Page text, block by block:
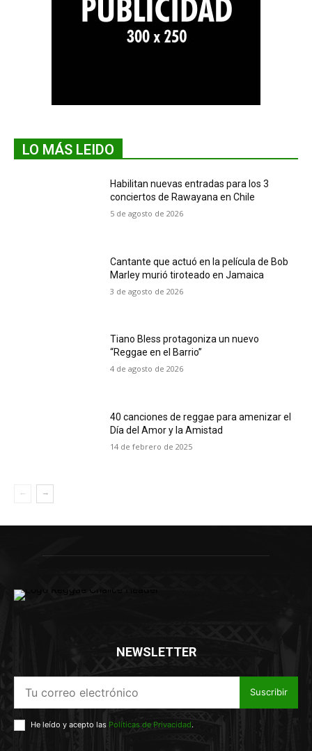
LO MÁS LEIDO
Habilitan nuevas entradas para los 3
conciertos de Rawayana en Chile
5 de agosto de 2026
Cantante que actuó en la película de Bob
Marley murió tiroteado en Jamaica
3 de agosto de 2026
Tiano Bless protagoniza un nuevo
“Reggae en el Barrio”
4 de agosto de 2026
40 canciones de reggae para amenizar el
Día del Amor y la Amistad
14 de febrero de 2025
NEWSLETTER
Suscribir
He leído y acepto las Políticas de Privacidad.